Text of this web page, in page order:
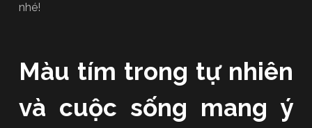
nhé!
Màu tím trong tự nhiên
và cuộc sống mang ý